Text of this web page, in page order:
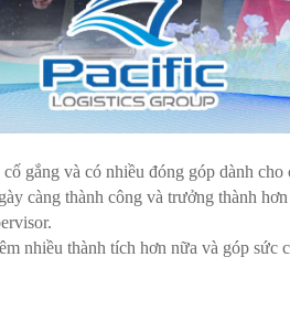
gắng và có nhiều đóng góp dành
càng thành công và trưởng thành
nhiều thành tích hơn nữa và góp sức